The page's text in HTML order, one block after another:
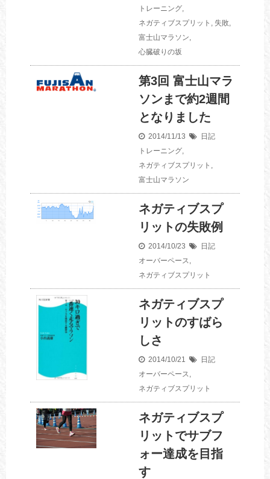
トレーニング,
ネガティブスプリット , 失敗,
富士山マラソン,
心臓破りの坂
第3回 富士山マラ
ソンまで約2週間
となりました
2014/11/13
日記
トレーニング,
ネガティブスプリット ,
富士山マラソン
ネガティブスプ
リットの失敗例
2014/10/23
日記
オーバーペース,
ネガティブスプリット
ネガティブスプ
リットのすばら
しさ
2014/10/21
日記
オーバーペース,
ネガティブスプリット
ネガティブスプ
リットでサブフ
ォー達成を目指
す